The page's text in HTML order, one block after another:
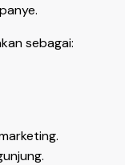
sebagai: